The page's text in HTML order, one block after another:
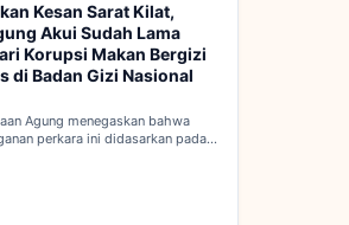
Kesan Sarat Kilat,
Akui Sudah Lama
Korupsi Makan Bergizi
di Badan Gizi Nasional
Agung menegaskan bahwa
perkara ini didasarkan pada